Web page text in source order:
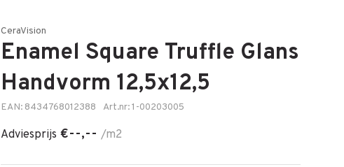
CeraVision
Enamel Square Truffle Glans
Handvorm 12,5x12,5
EAN: 8434768012388 Art.nr: 1-00203005
Adviesprijs €--,-- /m2